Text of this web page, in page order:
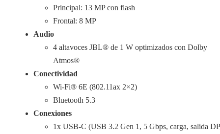
Principal: 13 MP con flash
Frontal: 8 MP
Audio
4 altavoces JBL® de 1 W optimizados con Dolby
Atmos®
Conectividad
Wi-Fi® 6E (802.11ax 2×2)
Bluetooth 5.3
Conexiones
1x USB-C (USB 3.2 Gen 1, 5 Gbps, carga, salida